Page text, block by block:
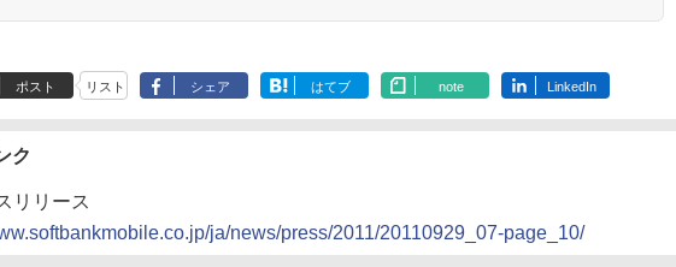
ポスト リスト シェア はてブ note LinkedIn
ク
リリース
ja/news/press/2011/20110929_07-page_10/